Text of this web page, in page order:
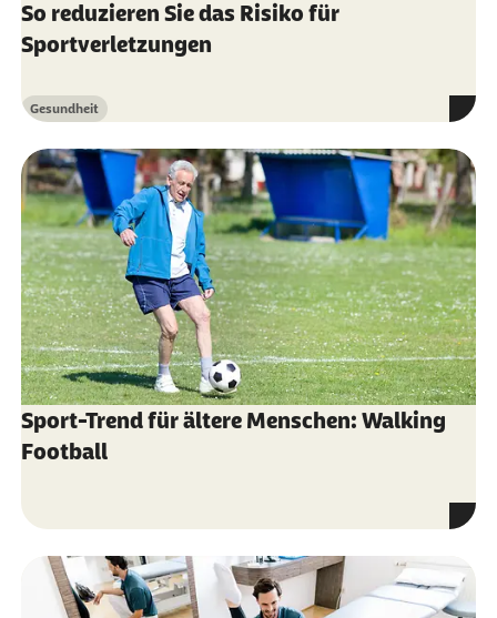
So reduzieren Sie das Risiko für
Sportverletzungen
Kategorie
Gesundheit
Sport-Trend für ältere Menschen: Walking
Football